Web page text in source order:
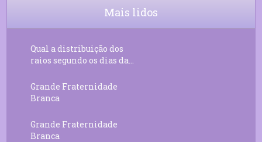
Mais lidos
Qual a distribuição dos
raios segundo os dias da...
Grande Fraternidade
Branca
Grande Fraternidade
Branca